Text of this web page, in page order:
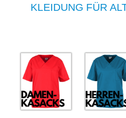
KLEIDUNG FÜR